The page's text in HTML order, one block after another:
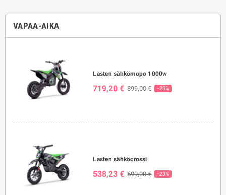
VAPAA-AIKA
Lasten sähkömopo 1000w
719,20 € 899,00 € −20%
Lasten sähköcrossi
538,23 € 699,00 € −23%